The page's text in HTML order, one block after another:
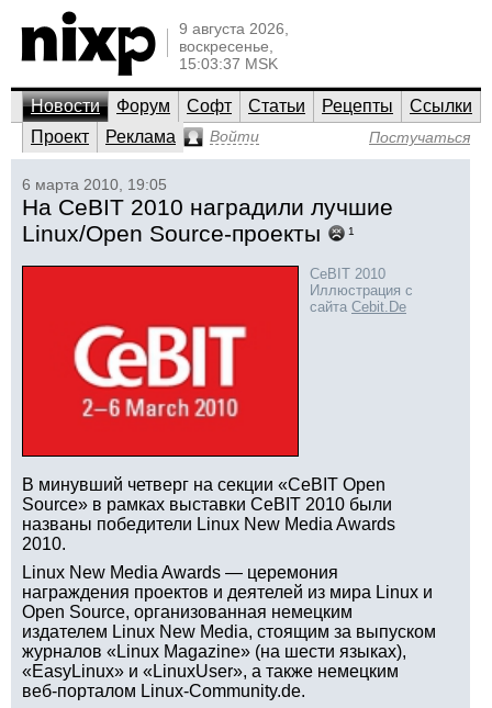
9 августа 2026,
воскресенье,
15:03:37 MSK
Новости Форум Софт Статьи Рецепты
Ссылки
Проект
Реклама Войти Постучаться
6 марта 2010, 19:05
На CeBIT 2010 наградили лучшие
Linux/Open Source-проекты
1
CeBIT 2010
Иллюстрация с
сайта Cebit.De
В минувший четверг на секции «CeBIT Open
Source» в рамках выставки CeBIT 2010 были
названы победители Linux New Media Awards
2010.
Linux New Media Awards — церемония
награждения проектов и деятелей из мира Linux и
Open Source, организованная немецким
издателем Linux New Media, стоящим за выпуском
журналов «Linux Magazine» (на шести языках),
«EasyLinux» и «LinuxUser», а также немецким
веб-порталом Linux-Community.de.